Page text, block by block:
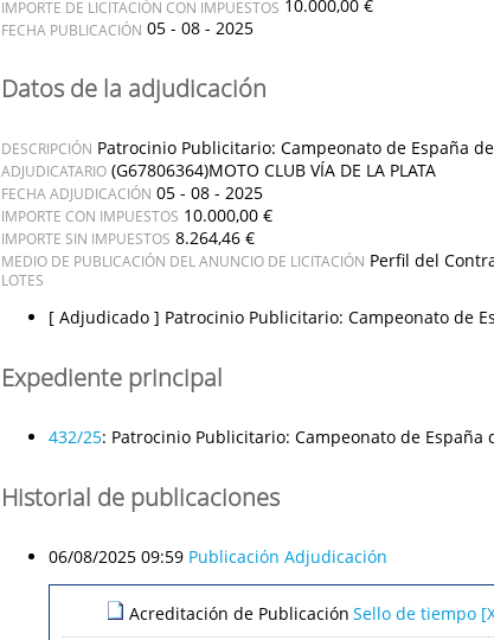
IMPORTE DE LICITACIÓN CON IMPUESTOS 10.000,00 €
FECHA PUBLICACIÓN 05 - 08 - 2025
Datos de la adjudicación
DESCRIPCIÓN Patrocinio Publicitario: Campeonato de España
ADJUDICATARIO (G67806364)MOTO CLUB VÍA DE LA PLATA
FECHA ADJUDICACIÓN 05 - 08 - 2025
IMPORTE CON IMPUESTOS 10.000,00 €
IMPORTE SIN IMPUESTOS 8.264,46 €
MEDIO DE PUBLICACIÓN DEL ANUNCIO DE LICITACIÓN Perfil del
LOTES
[ Adjudicado ] Patrocinio Publicitario: Campeonato de
Expediente principal
432/25: Patrocinio Publicitario: Campeonato de España
Historial de publicaciones
06/08/2025 09:59 Publicación Adjudicación
Acreditación de Publicación Sello de tiempo